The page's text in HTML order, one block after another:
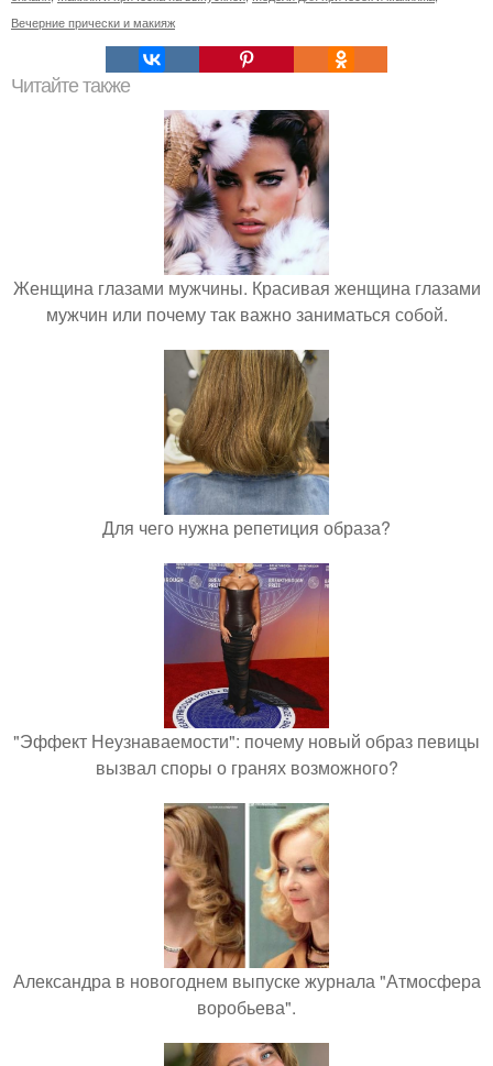
Вечерние прически и макияж
Читайте также
Женщина глазами мужчины. Красивая женщина глазами
мужчин или почему так важно заниматься собой.
Для чего нужна репетиция образа?
"Эффект Неузнаваемости": почему новый образ певицы
вызвал споры о гранях возможного?
Александра в новогоднем выпуске журнала "Атмосфера
воробьева".